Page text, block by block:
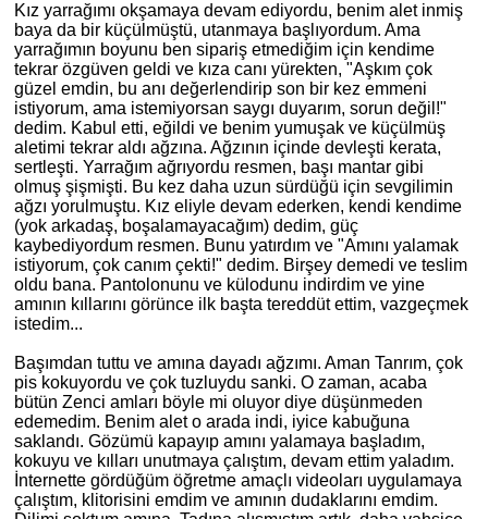
Kız yarrağımı okşamaya devam ediyordu, benim alet inmiş
baya da bir küçülmüştü, utanmaya başlıyordum. Ama
yarrağımın boyunu ben sipariş etmediğim için kendime
tekrar özgüven geldi ve kıza canı yürekten, "Aşkım çok
güzel emdin, bu anı değerlendirip son bir kez emmeni
istiyorum, ama istemiyorsan saygı duyarım, sorun değil!"
dedim. Kabul etti, eğildi ve benim yumuşak ve küçülmüş
aletimi tekrar aldı ağzına. Ağzının içinde devleşti kerata,
sertleşti. Yarrağım ağrıyordu resmen, başı mantar gibi
olmuş şişmişti. Bu kez daha uzun sürdüğü için sevgilimin
ağzı yorulmuştu. Kız eliyle devam ederken, kendi kendime
(yok arkadaş, boşalamayacağım) dedim, güç
kaybediyordum resmen. Bunu yatırdım ve "Amını yalamak
istiyorum, çok canım çekti!" dedim. Birşey demedi ve teslim
oldu bana. Pantolonunu ve külodunu indirdim ve yine
amının kıllarını görünce ilk başta tereddüt ettim, vazgeçmek
istedim...
Başımdan tuttu ve amına dayadı ağzımı. Aman Tanrım, çok
pis kokuyordu ve çok tuzluydu sanki. O zaman, acaba
bütün Zenci amları böyle mi oluyor diye düşünmeden
edemedim. Benim alet o arada indi, iyice kabuğuna
saklandı. Gözümü kapayıp amını yalamaya başladım,
kokuyu ve kılları unutmaya çalıştım, devam ettim yaladım.
nternette gördüğüm öğretme amaçlı videoları uygulamaya
çalıştım, klitorisini emdim ve amının dudaklarını emdim.